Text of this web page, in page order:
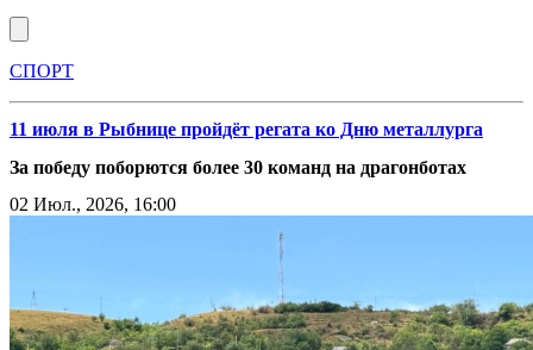
СПОРТ
11 июля в Рыбнице пройдёт регата ко Дню металлурга
За победу поборются более 30 команд на драгонботах
02 Июл., 2026, 16:00